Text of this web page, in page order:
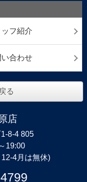
ッフ紹介
い合わせ
る
店
8-4 805
19:00
12-4月は無休)